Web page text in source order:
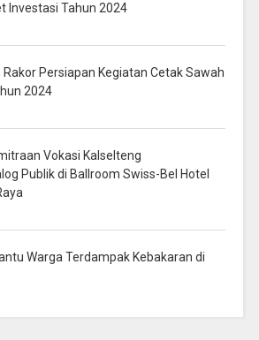
Investasi Tahun 2024
Persiapan Kegiatan Cetak Sawah
2024
Vokasi Kalselteng
Publik di Ballroom Swiss-Bel Hotel
Warga Terdampak Kebakaran di